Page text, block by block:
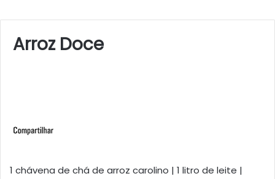
Arroz Doce
1 chávena de chá de arroz carolino | 1 litro de leite |